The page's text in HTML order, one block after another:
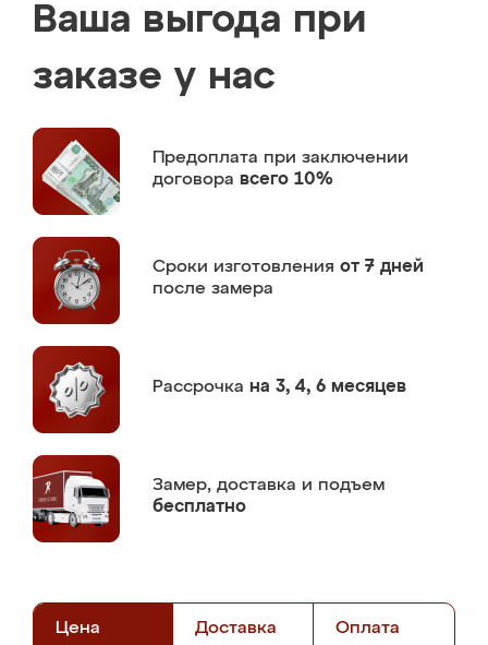
Ваша выгода при
заказе у нас
Предоплата при заключении
договора всего 10%
Сроки изготовления от 7 дней
после замера
Рассрочка на 3, 4, 6 месяцев
Замер, доставка и подъем
бесплатно
Цена Доставка Оплата